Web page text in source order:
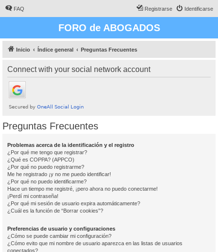
FAQ Identificarse
Registrarse
FORO de ABOGADOS
Inicio Índice general Preguntas Frecuentes
Connect with your social network account
Preguntas Frecuentes
Problemas acerca de la identificación y el registro
¿Por qué me tengo que registrar?
¿Qué es COPPA? (APPCO)
¿Por qué no puedo registrarme?
Me he registrado ¡y no me puedo identificar!
¿Por qué no puedo identificarme?
Hace un tiempo me registré, ¡pero ahora no puedo conectarme!
¡Perdí mi contraseña!
¿Por qué mi sesión de usuario expira automáticamente?
¿Cuál es la función de “Borrar cookies”?
Preferencias de usuario y configuraciones
¿Cómo se puede cambiar mi configuración?
¿Cómo evito que mi nombre de usuario aparezca en las listas de usuarios
conectados?